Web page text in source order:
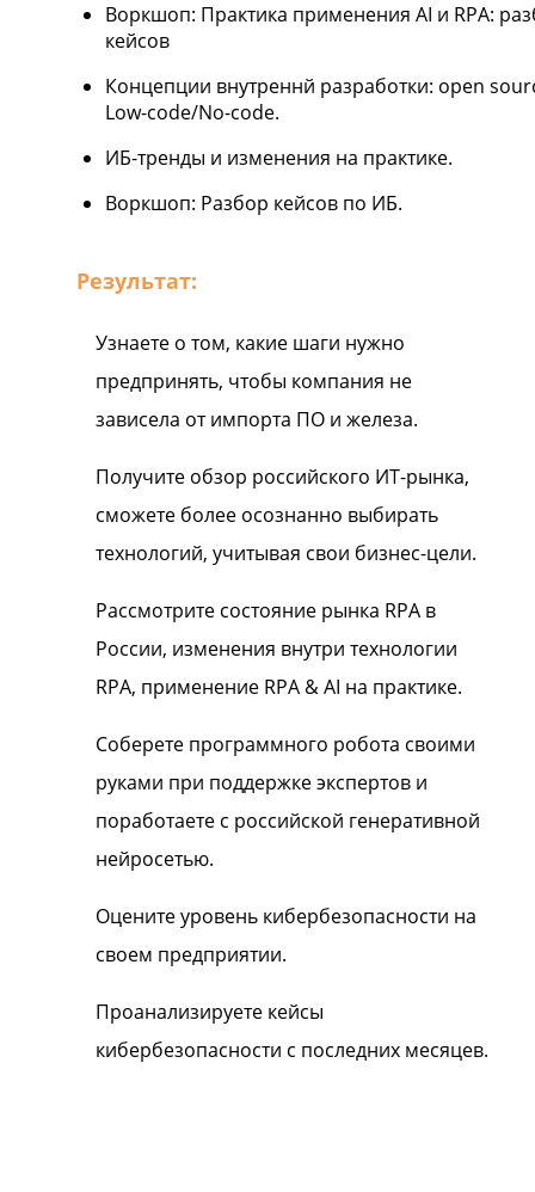
Воркшоп: Практика применения AI и RPA:
кейсов
Концепции внутреннй разработки: open
Low-code/No-code.
ИБ-тренды и изменения на практике.
Воркшоп: Разбор кейсов по ИБ.
Результат:
Узнаете о том, какие шаги нужно
предпринять, чтобы компания не
зависела от импорта ПО и железа.
Получите обзор российского ИТ-рынка,
сможете более осознанно выбирать
технологий, учитывая свои бизнес-цели.
Рассмотрите состояние рынка RPA в
России, изменения внутри технологии
RPA, применение RPA & AI на практике.
Соберете программного робота своими
руками при поддержке экспертов и
поработаете с российской генеративной
нейросетью.
Оцените уровень кибербезопасности на
своем предприятии.
Проанализируете кейсы
кибербезопасности с последних месяцев.